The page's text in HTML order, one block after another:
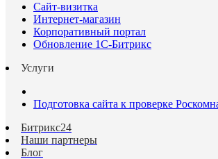
Сайт-визитка
Интернет-магазин
Корпоративный портал
Обновление 1С-Битрикс
Услуги
Подготовка сайта к проверке
Битрикс24
Наши партнеры
Блог